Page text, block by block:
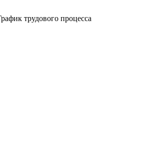
трудового процесса